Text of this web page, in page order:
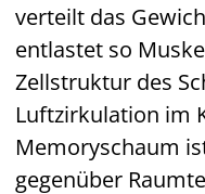
verteilt das
entlastet so
Zellstruktur des
Luftzirkulation im
Memoryschaum
gegenüber